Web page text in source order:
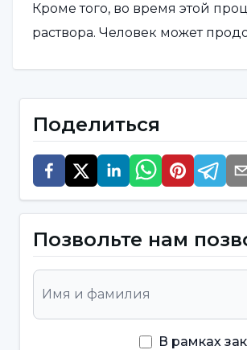
Кроме того, во время этой
раствора. Человек может
Какие бывают
разновидности:
увеличения или улучшения
повреждения зуба. В
стоматологом в тот же день.
Фарфоровый ламинат:Это
Поделиться
Позвольте нам
В рамках